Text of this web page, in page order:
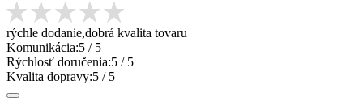
rýchle dodanie,dobrá kvalita tovaru
Komunikácia:5 / 5
Rýchlosť doručenia:5 / 5
Kvalita dopravy:5 / 5